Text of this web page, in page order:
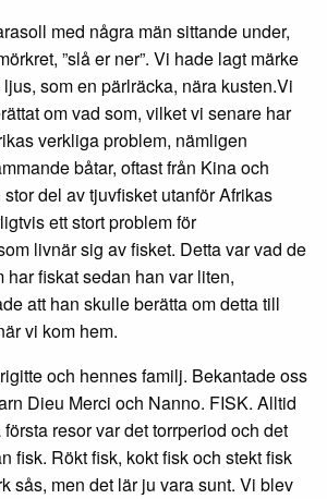
med några män sittande under,
”slå er ner”. Vi hade lagt märke
som en pärlräcka, nära kusten.Vi
om vad som, vilket vi senare har
verkliga problem, nämligen
båtar, oftast från Kina och
del av tjuvfisket utanför Afrikas
ett stort problem för
livnär sig av fisket. Detta var vad de
har fiskat sedan han var liten,
att han skulle berätta om detta till
vi kom hem.
och hennes familj. Bekantade oss
Dieu Merci och Nanno. FISK. Alltid
resor var det torrperiod och det
fisk. Rökt fisk, kokt fisk och stekt fisk
sås, men det lär ju vara sunt. Vi blev